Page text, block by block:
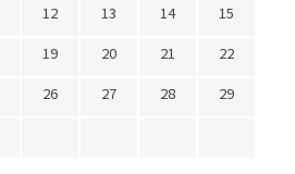
12 13 14
15
19 20 21
22
26 27 28
29